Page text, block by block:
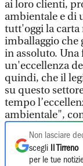
ai loro clienti,
ambientale e di
tutt'oggi la
imballaggio che
in assoluto.
un'eccellenza
quindi, che il
su questo
tempo
ambientale",
Non lasciare
scegli
Il Tirreno
per le tue